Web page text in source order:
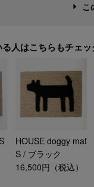
こ
人はこちらもチェ
HOUSE doggy mat
S / ブラック
16,500円（税込）